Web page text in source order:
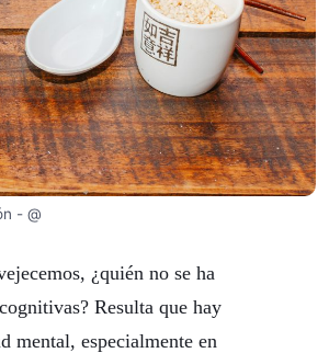
- @
¿quién no se ha
Resulta que hay
mental, especialmente en